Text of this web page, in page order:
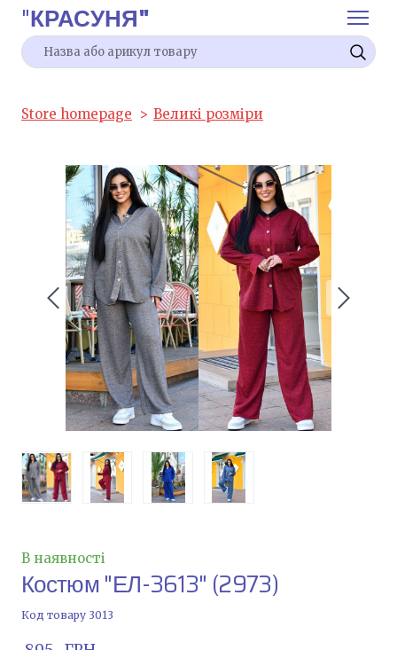
"КРАСУНЯ"
Store homepage Великі розміри
В наявності
Костюм "ЕЛ-3613" (2973)
Код товару 3013